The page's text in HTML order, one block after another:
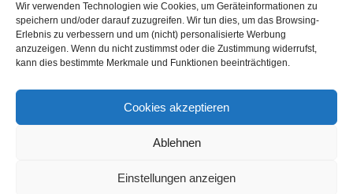
Wir verwenden Technologien wie Cookies, um Geräteinformationen zu
speichern und/oder darauf zuzugreifen. Wir tun dies, um das Browsing-
Erlebnis zu verbessern und um (nicht) personalisierte Werbung
anzuzeigen. Wenn du nicht zustimmst oder die Zustimmung widerrufst,
kann dies bestimmte Merkmale und Funktionen beeinträchtigen.
Cookies akzeptieren
Ablehnen
Einstellungen anzeigen
Veranstaltungen
Keine Veranstaltungen
© 2026 WSV Reit im Winkl e.V. powerd by Maximilian Hamberger